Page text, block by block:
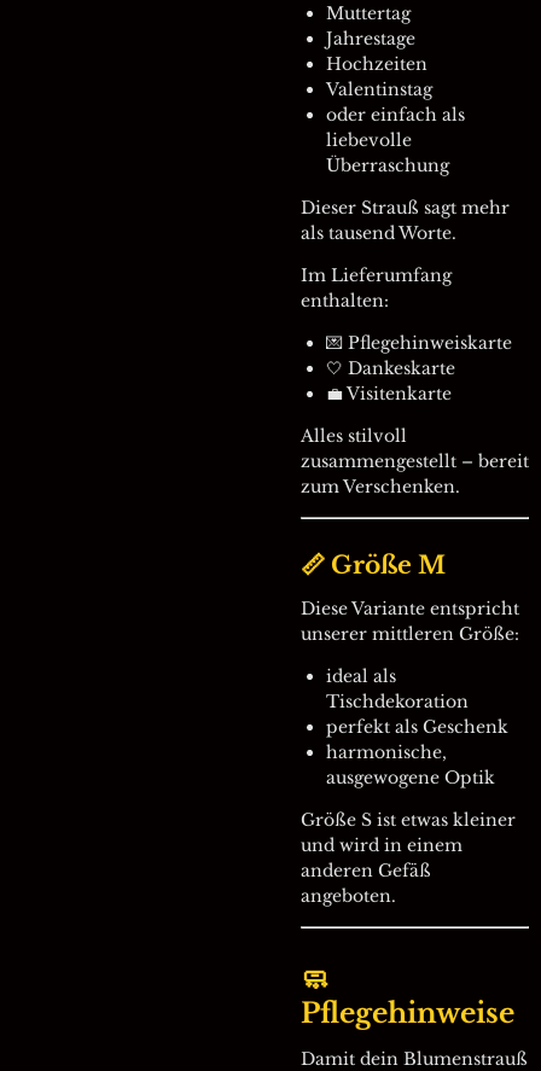
Muttertag
Jahrestage
Hochzeiten
Valentinstag
oder einfach als
liebevolle
Überraschung
Dieser Strauß sagt mehr
als tausend Worte.
Im Lieferumfang
enthalten:
💌 Pflegehinweiskarte
🤍 Dankeskarte
💼 Visitenkarte
Alles stilvoll
zusammengestellt – bereit
zum Verschenken.
📏 Größe M
Diese Variante entspricht
unserer mittleren Größe:
ideal als
Tischdekoration
perfekt als Geschenk
harmonische,
ausgewogene Optik
Größe S ist etwas kleiner
und wird in einem
anderen Gefäß
angeboten.
🧼
Pflegehinweise
Damit dein Blumenstrauß